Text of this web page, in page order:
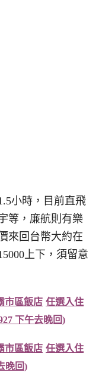
小時，目前直飛
等，廉航則有樂
來回台幣大約在
上下，須留意
市區飯店 任選入住
下午去晚回)
市區飯店 任選入住
晚回)